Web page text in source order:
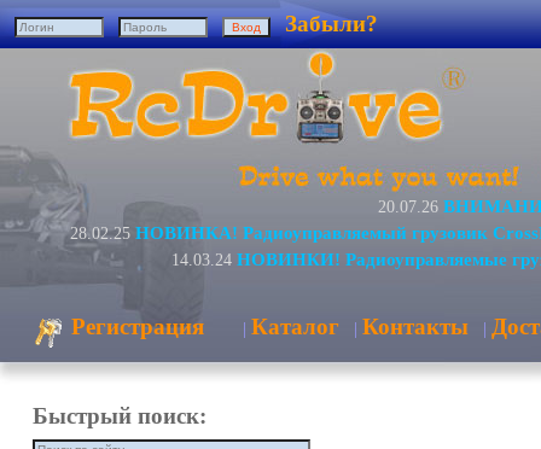
Забыли?
20.07.26 ВНИМАНИЕ!
28.02.25 НОВИНКА! Радиоуправляемый грузовик
14.03.24 НОВИНКИ! Радиоуправляемые
Регистрация | Каталог | Контакты |
Быстрый поиск: